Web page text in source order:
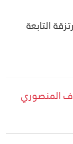
التابعة
المنصوري